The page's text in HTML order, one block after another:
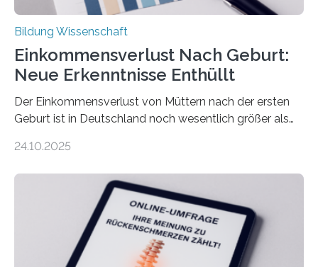
Bildung Wissenschaft
Einkommensverlust Nach Geburt:
Neue Erkenntnisse Enthüllt
Der Einkommensverlust von Müttern nach der ersten
Geburt ist in Deutschland noch wesentlich größer als
nach der Geburt durchschnittlich fast 30.000 Euro
langfristigen Auswirkungen auf Karriere und die spätere
Rente. Bisherige Schätzungen lagen bei rund 20.000
Euro und damit etwa 30 Prozent zu niedrig. Zu diesem
Ergebnis kommt eine neue Studie des ZEW Mannheim
mit der Universität Tilburg. „Werden Frauen unter 30
24.10.2025